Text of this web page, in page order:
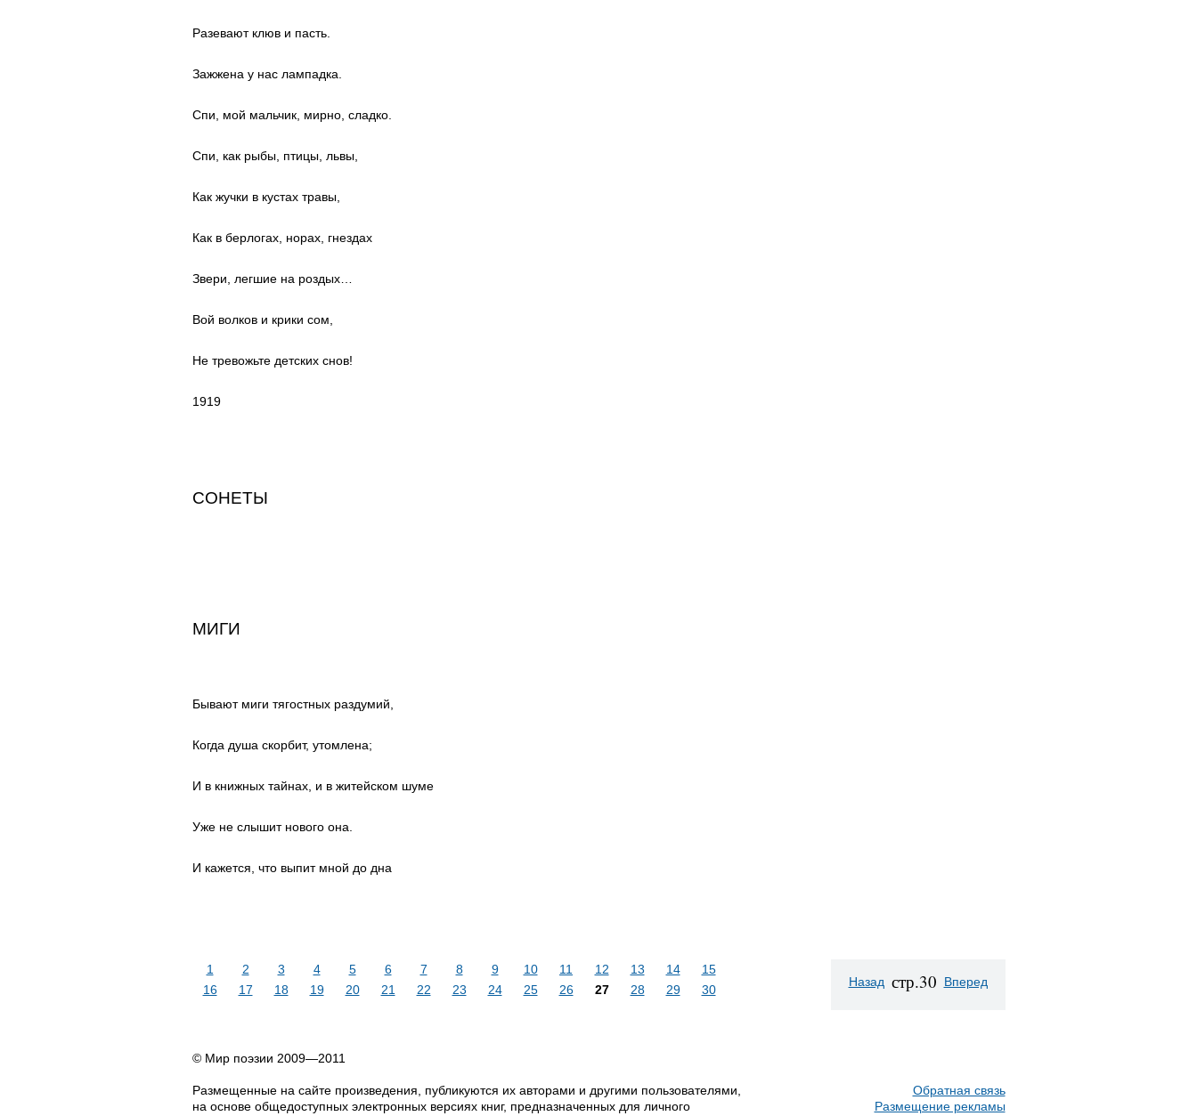
Разевают клюв и пасть.
Зажжена у нас лампадка.
Спи, мой мальчик, мирно, сладко.
Спи, как рыбы, птицы, львы,
Как жучки в кустах травы,
Как в берлогах, норах, гнездах
Звери, легшие на роздых…
Вой волков и крики сом,
Не тревожьте детских снов!
1919
СОНЕТЫ
МИГИ
Бывают миги тягостных раздумий,
Когда душа скорбит, утомлена;
И в книжных тайнах, и в житейском шуме
Уже не слышит нового она.
И кажется, что выпит мной до дна
1 2 3 4 5 6 7 8 9 10 11 12 13 14
15
16
17 18 19 20 21 22 23 24 25 26 27 28 29 30
Назад стр.30 Вперед
© Мир поэзии 2009—2011
Размещенные на сайте произведения, публикуются их авторами и другими пользователями,
на основе общедоступных электронных версиях книг, предназначенных для личного
Обратная связь
Размещение рекламы